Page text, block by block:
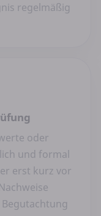
regelmäßig
oder
und formal
erst kurz vor